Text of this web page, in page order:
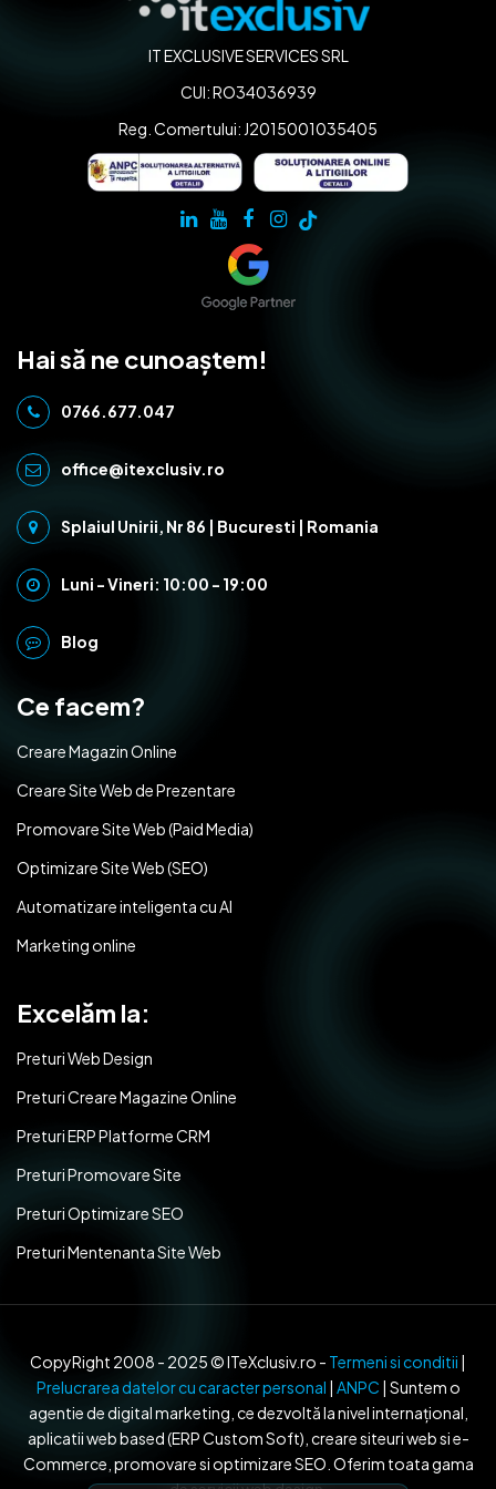
IT EXCLUSIVE SERVICES SRL
CUI: RO34036939
Reg. Comertului: J2015001035405
Hai să ne cunoaștem!
0766.677.047
office@itexclusiv.ro
Splaiul Unirii, Nr 86 | Bucuresti | Romania
Luni - Vineri: 10:00 - 19:00
Blog
Ce facem?
Creare Magazin Online
Creare Site Web de Prezentare
Promovare Site Web (Paid Media)
Optimizare Site Web (SEO)
Automatizare inteligenta cu AI
Marketing online
Excelăm la:
Preturi Web Design
Preturi Creare Magazine Online
Preturi ERP Platforme CRM
Preturi Promovare Site
Preturi Optimizare SEO
Preturi Mentenanta Site Web
CopyRight 2008 - 2025 © ITeXclusiv.ro - Termeni si conditii |
Prelucrarea datelor cu caracter personal | ANPC | Suntem o
agentie de digital marketing, ce dezvoltă la nivel internațional,
aplicatii web based (ERP Custom Soft), creare siteuri web si e-
Commerce, promovare si optimizare SEO. Oferim toata gama